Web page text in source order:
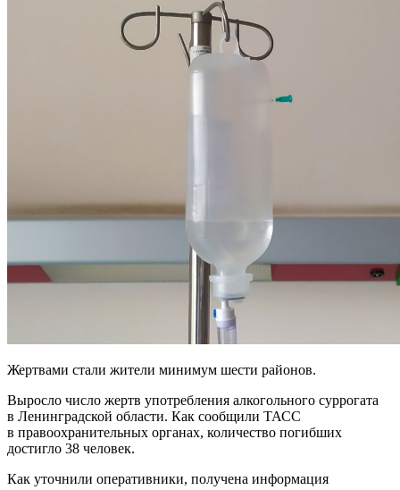
Жертвами стали жители минимум шести районов.
Выросло число жертв употребления алкогольного суррогата
в Ленинградской области. Как сообщили ТАСС
в правоохранительных органах, количество погибших
достигло 38 человек.
Как уточнили оперативники, получена информация